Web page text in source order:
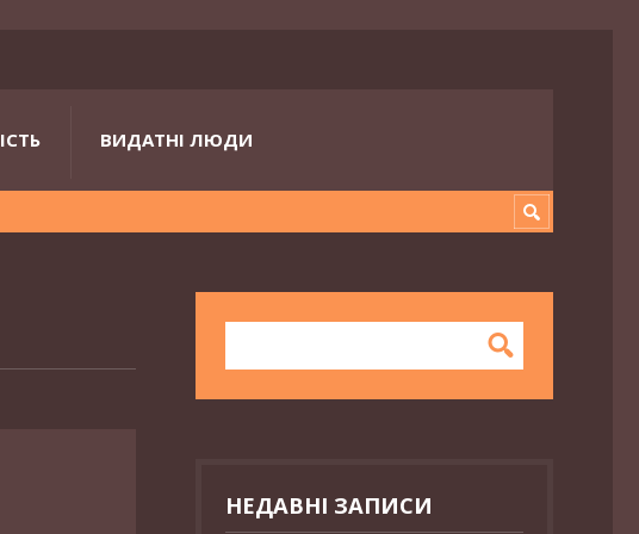
ВИДАТНІ ЛЮДИ
НЕДАВНІ ЗАПИСИ